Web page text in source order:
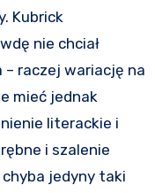
Kubrick
nie chciał
raczej wariację na
mieć jednak
literackie i
i szalenie
jedyny taki